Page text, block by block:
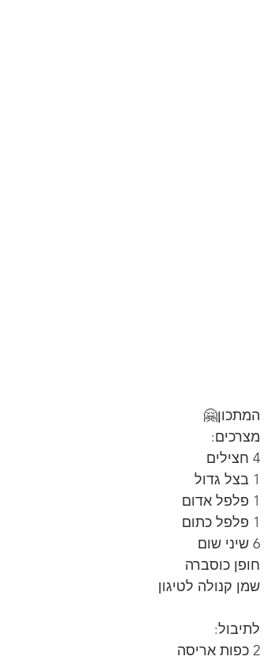
המתכון🤗
מצרכים:
4 חצילים
1 בצל גדול
1 פלפל אדום
1 פלפל כתום
6 שיני שום
חופן כוסברה
שמן קנולה לטיגון
לתיבול:
2 כפות אריסה